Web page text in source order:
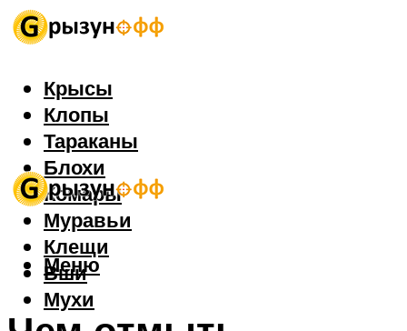
Крысы
Клопы
Тараканы
Блохи
Комары
Муравьи
Клещи
Вши
Мухи
Меню